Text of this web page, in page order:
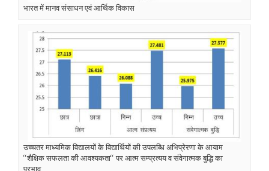
भारत में मानव संसाधन एवं आर्थिक विकास
उच्चतर माध्यमिक विद्यालयों के विद्यार्थियों की उपलब्धि अभिप्रेरणा के आयाम
‘‘शैक्षिक सफलता की आवश्यकता‘‘ पर आत्म सम्प्रत्यय व संवेगात्मक बुद्धि का
प्रभाव